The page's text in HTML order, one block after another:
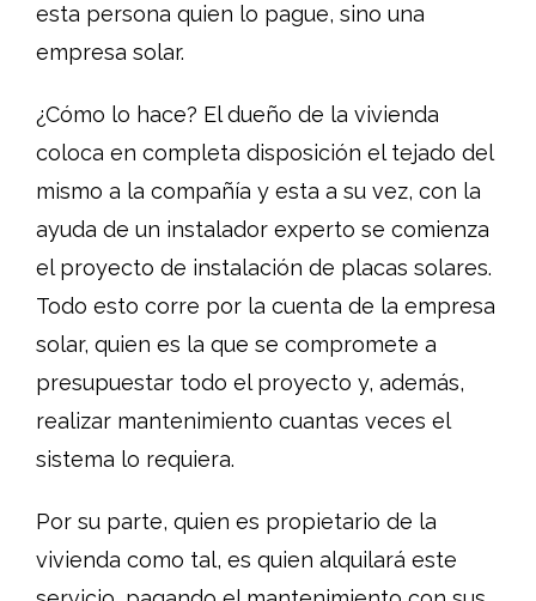
esta persona quien lo pague, sino una
empresa solar.
¿Cómo lo hace? El dueño de la vivienda
coloca en completa disposición el tejado del
mismo a la compañía y esta a su vez, con la
ayuda de un instalador experto se comienza
el proyecto de instalación de placas solares.
Todo esto corre por la cuenta de la empresa
solar, quien es la que se compromete a
presupuestar todo el proyecto y, además,
realizar mantenimiento cuantas veces el
sistema lo requiera.
Por su parte, quien es propietario de la
vivienda como tal, es quien alquilará este